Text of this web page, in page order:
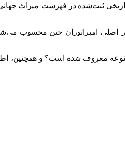
شهر ممنوعه با تاریخ 600 ساله خود از جمله
اصلی امپراتوران چین محسوب
معروف شده است؟ و همچنین،